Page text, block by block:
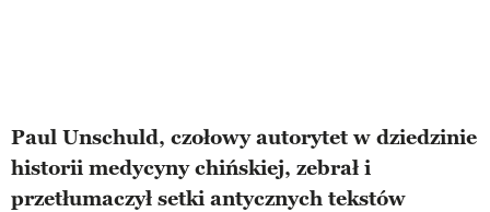
Paul Unschuld, czołowy autorytet w dziedzinie
historii medycyny chińskiej, zebrał i
przetłumaczył setki antycznych tekstów